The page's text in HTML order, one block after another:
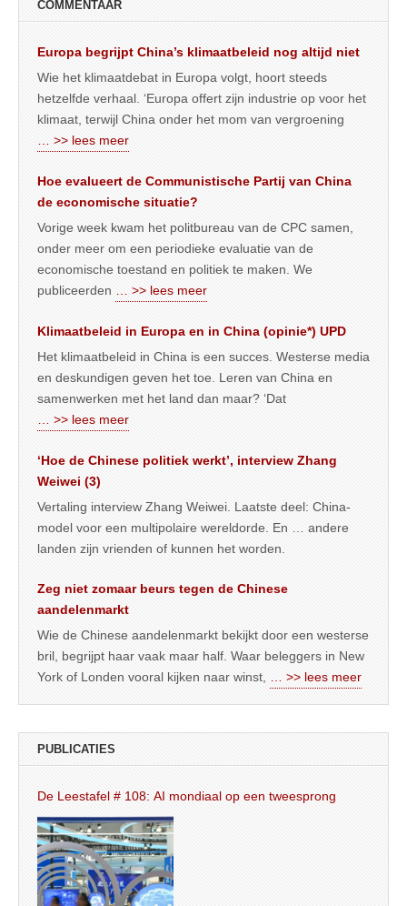
COMMENTAAR
Europa begrijpt China’s klimaatbeleid nog altijd niet
Wie het klimaatdebat in Europa volgt, hoort steeds
hetzelfde verhaal. ‘Europa offert zijn industrie op voor het
klimaat, terwijl China onder het mom van vergroening
… >> lees meer
Hoe evalueert de Communistische Partij van China
de economische situatie?
Vorige week kwam het politbureau van de CPC samen,
onder meer om een periodieke evaluatie van de
economische toestand en politiek te maken. We
publiceerden … >> lees meer
Klimaatbeleid in Europa en in China (opinie*) UPD
Het klimaatbeleid in China is een succes. Westerse media
en deskundigen geven het toe. Leren van China en
samenwerken met het land dan maar? ‘Dat
… >> lees meer
‘Hoe de Chinese politiek werkt’, interview Zhang
Weiwei (3)
Vertaling interview Zhang Weiwei. Laatste deel: China-
model voor een multipolaire wereldorde. En … andere
landen zijn vrienden of kunnen het worden.
Zeg niet zomaar beurs tegen de Chinese
aandelenmarkt
Wie de Chinese aandelenmarkt bekijkt door een westerse
bril, begrijpt haar vaak maar half. Waar beleggers in New
York of Londen vooral kijken naar winst, … >> lees meer
PUBLICATIES
De Leestafel # 108: AI mondiaal op een tweesprong